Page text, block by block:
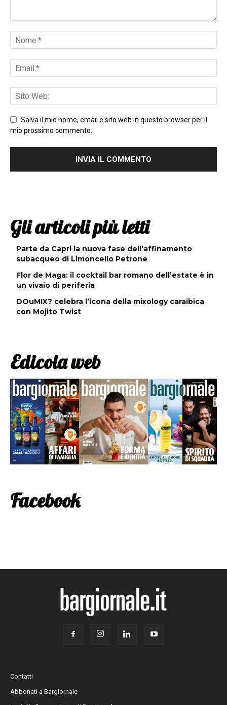
Salva il mio nome, email e sito web in questo browser per il
mio prossimo commento.
Gli articoli più letti
Parte da Capri la nuova fase dell’affinamento
subacqueo di Limoncello Petrone
Flor de Maga: il cocktail bar romano dell’estate è in
un vivaio di periferia
DOuMIX? celebra l’icona della mixology caraibica
con Mojito Twist
Edicola web
Facebook
Contatti
Abbonati a Bargiornale